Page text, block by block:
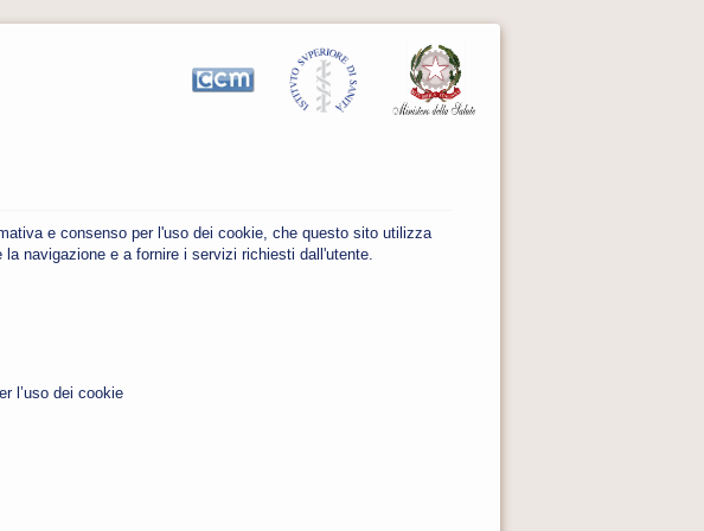
e consenso per l'uso dei cookie, che questo sito utilizza
navigazione e a fornire i servizi richiesti dall'utente.
l’uso dei cookie